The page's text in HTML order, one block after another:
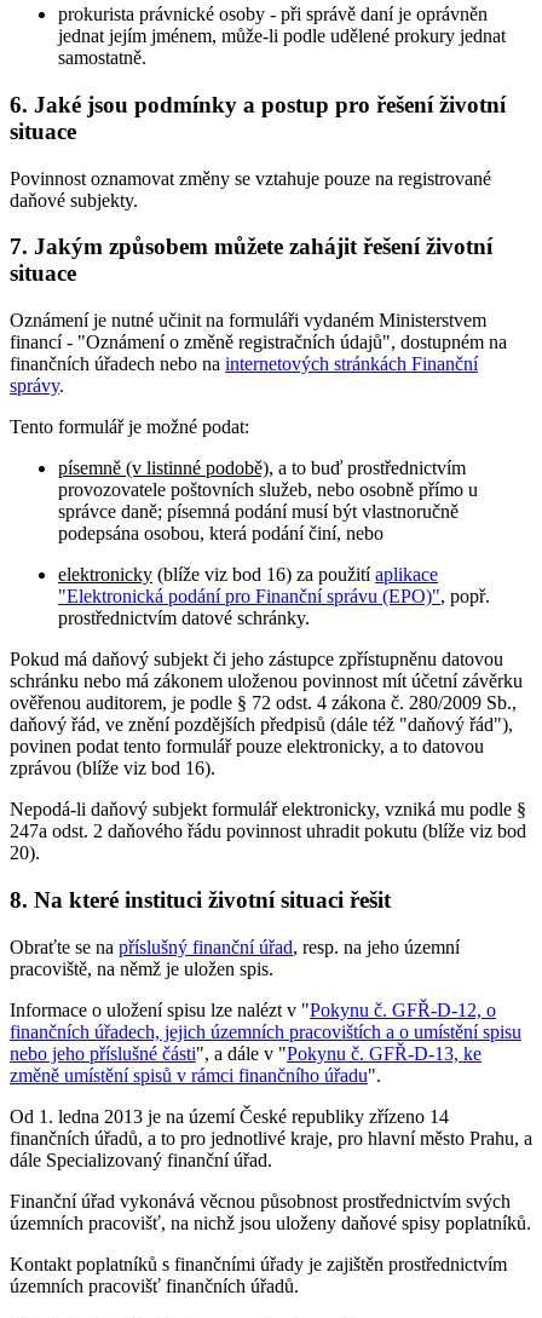
prokurista právnické osoby - při správě daní je oprávněn
jednat jejím jménem, může-li podle udělené prokury jednat
samostatně.
6. Jaké jsou podmínky a postup pro řešení životní
situace
Povinnost oznamovat změny se vztahuje pouze na registrované
daňové subjekty.
7. Jakým způsobem můžete zahájit řešení životní
situace
Oznámení je nutné učinit na formuláři vydaném Ministerstvem
financí - "Oznámení o změně registračních údajů", dostupném na
finančních úřadech nebo na internetových stránkách Finanční
správy.
Tento formulář je možné podat:
písemně (v listinné podobě), a to buď prostřednictvím
provozovatele poštovních služeb, nebo osobně přímo u
správce daně; písemná podání musí být vlastnoručně
podepsána osobou, která podání činí, nebo
elektronicky (blíže viz bod 16) za použitíaplikace
"Elektronická podání pro Finanční správu (EPO)", popř.
prostřednictvím datové schránky.
Pokud má daňový subjekt či jeho zástupce zpřístupněnu datovou
schránku nebo má zákonem uloženou povinnost mít účetní závěrku
ověřenou auditorem, je podle § 72 odst. 4 zákona č. 280/2009 Sb.,
daňový řád, ve znění pozdějších předpisů (dále též "daňový řád"),
povinen podat tento formulář pouze elektronicky, a to datovou
zprávou (blíže viz bod 16).
Nepodá-li daňový subjekt formulář elektronicky, vzniká mu podle §
247a odst. 2 daňového řádu povinnost uhradit pokutu (blíže viz bod
20).
8. Na které instituci životní situaci řešit
Obraťte se na příslušný finanční úřad, resp. na jeho územní
pracoviště, na němž je uložen spis.
Informace o uložení spisu lze nalézt v "Pokynu č. GFŘ-D-12, o
finančních úřadech, jejich územních pracovištích a o umístění spisu
nebo jeho příslušné části", a dále v "Pokynu č. GFŘ-D-13, ke
změně umístění spisů v rámci finančního úřadu".
Od 1. ledna 2013 je na území České republiky zřízeno 14
finančních úřadů, a to pro jednotlivé kraje, pro hlavní město Prahu, a
dále Specializovaný finanční úřad.
Finanční úřad vykonává věcnou působnost prostřednictvím svých
územních pracovišť, na nichž jsou uloženy daňové spisy poplatníků.
Kontakt poplatníků s finančními úřady je zajištěn prostřednictvím
územních pracovišť finančních úřadů.